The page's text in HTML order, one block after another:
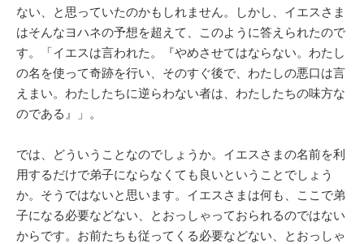
ない、と思っていたのかもしれません。しかし、イエスさま
はそんなヨハネの予想を超えて、このように答えられたので
す。「イエスは言われた。『やめさせてはならない。わたし
の名を使って奇跡を行い、そのすぐ後で、わたしの悪口は言
えまい。わたしたちに逆らわない者は、わたしたちの味方な
のである』」。
では、どういうことなのでしょうか。イエスさまの名前を利
用するだけで弟子にならなくても良いということでしょう
か。そうではないと思います。イエスさまは何も、ここで弟
子になる必要などない、とおっしゃっておられるのではない
からです。お前たちも従ってくる必要などない、とおっしゃ